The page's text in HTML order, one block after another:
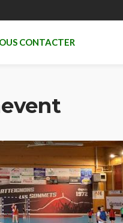
CONTACTER